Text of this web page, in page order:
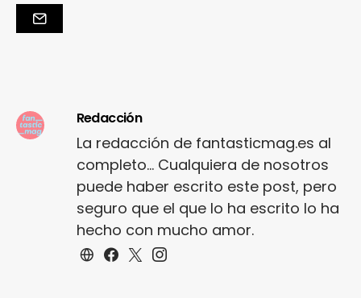
Redacción
La redacción de fantasticmag.es al
completo... Cualquiera de nosotros
puede haber escrito este post, pero
seguro que el que lo ha escrito lo ha
hecho con mucho amor.